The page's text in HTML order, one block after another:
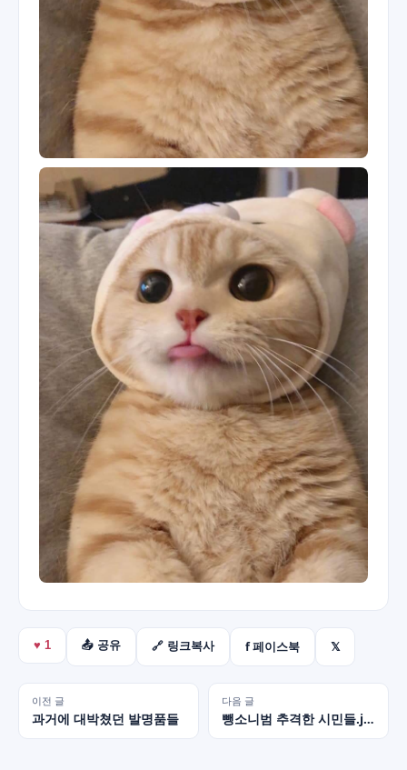
♥ 1 📤 공유 🔗 링크복사 f 페이스북 𝕏
이전 글
과거에 대박쳤던 발명품들
다음 글
뺑소니범 추격한 시민들.jpg